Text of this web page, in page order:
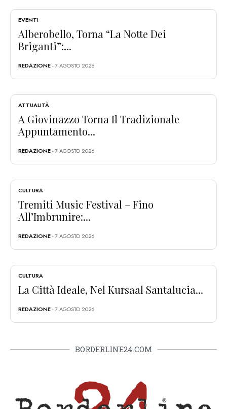
EVENTI
Alberobello, Torna “La Notte Dei
Briganti”:...
REDAZIONE- 7 AGOSTO 2026
ATTUALITÀ
A Giovinazzo Torna Il Tradizionale
Appuntamento...
REDAZIONE- 7 AGOSTO 2026
CULTURA
Tremiti Music Festival – Fino
All’Imbrunire:...
REDAZIONE- 7 AGOSTO 2026
CULTURA
La Città Ideale, Nel Kursaal Santalucia...
REDAZIONE- 7 AGOSTO 2026
BORDERLINE24.COM